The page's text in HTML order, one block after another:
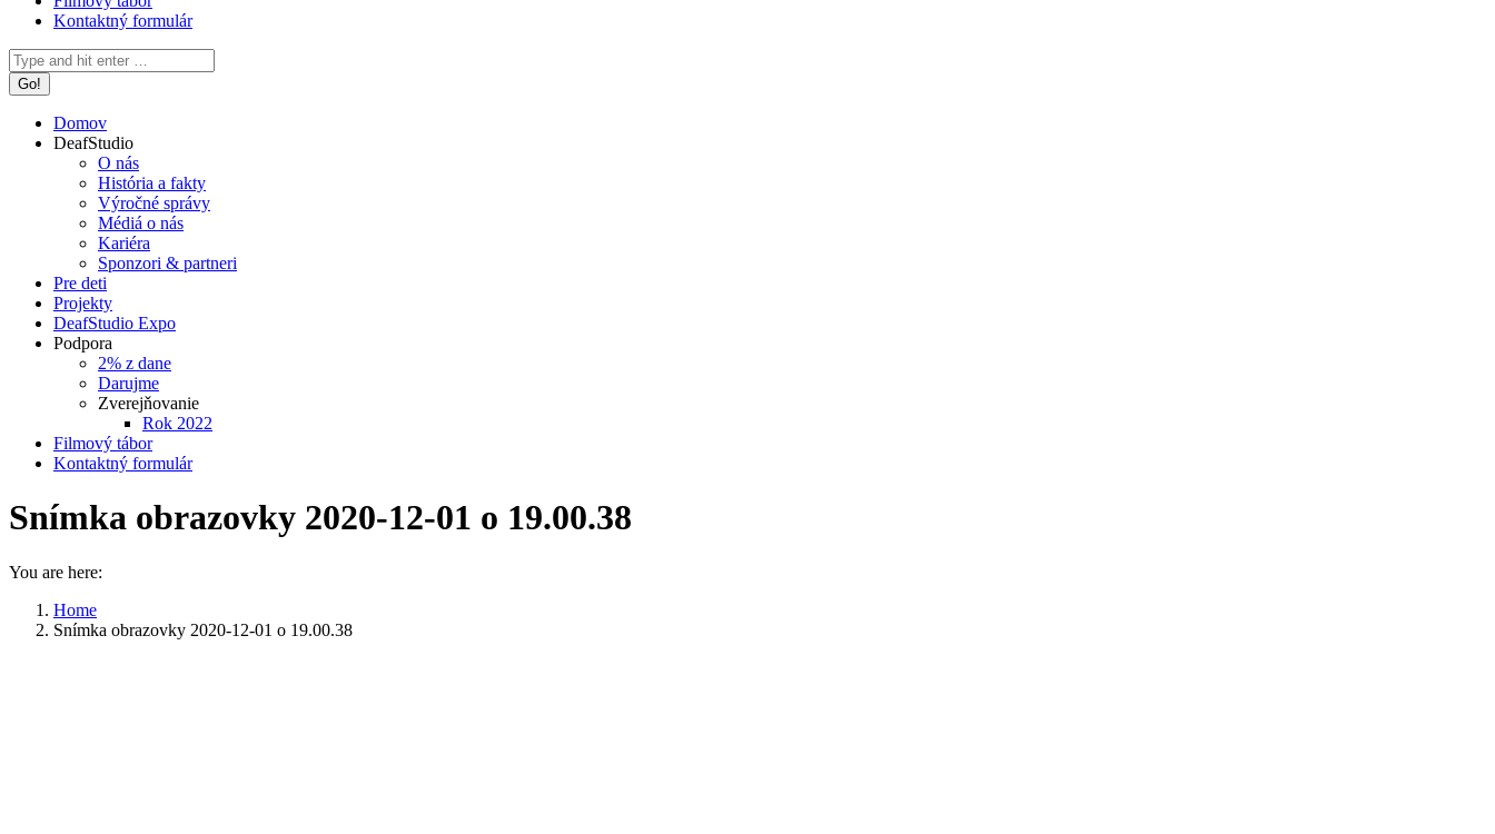
Kontaktný formulár
Search:
Domov
DeafStudio
O nás
História a fakty
Výročné správy
Médiá o nás
Kariéra
Sponzori & partneri
Pre deti
Projekty
DeafStudio Expo
Podpora
2% z dane
Darujme
Zverejňovanie
Rok 2022
Filmový tábor
Kontaktný formulár
Snímka obrazovky 2020-12-01 o 19.00.38
You are here:
Home
Snímka obrazovky 2020-12-01 o 19.00.38